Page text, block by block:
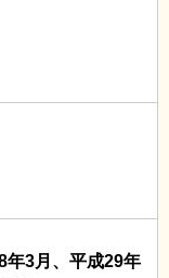
年3月、平成29年